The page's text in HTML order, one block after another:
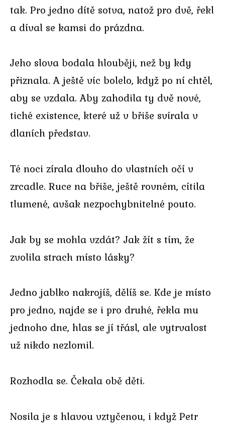
tak. Pro jedno dítě sotva, natož pro dvě, řekl
a díval se kamsi do prázdna.
Jeho slova bodala hlouběji, než by kdy
přiznala. A ještě víc bolelo, když po ní chtěl,
aby se vzdala. Aby zahodila ty dvě nové,
tiché existence, které už v břiše svírala v
dlaních představ.
Té noci zírala dlouho do vlastních očí v
zrcadle. Ruce na břiše, ještě rovném, cítila
tlumené, avšak nezpochybnitelné pouto.
Jak by se mohla vzdát? Jak žít s tím, že
zvolila strach místo lásky?
Jedno jablko nakrojíš, dělíš se. Kde je místo
pro jedno, najde se i pro druhé, řekla mu
jednoho dne, hlas se jí třásl, ale vytrvalost
už nikdo nezlomil.
Rozhodla se. Čekala obě děti.
Nosila je s hlavou vztyčenou, i když Petr